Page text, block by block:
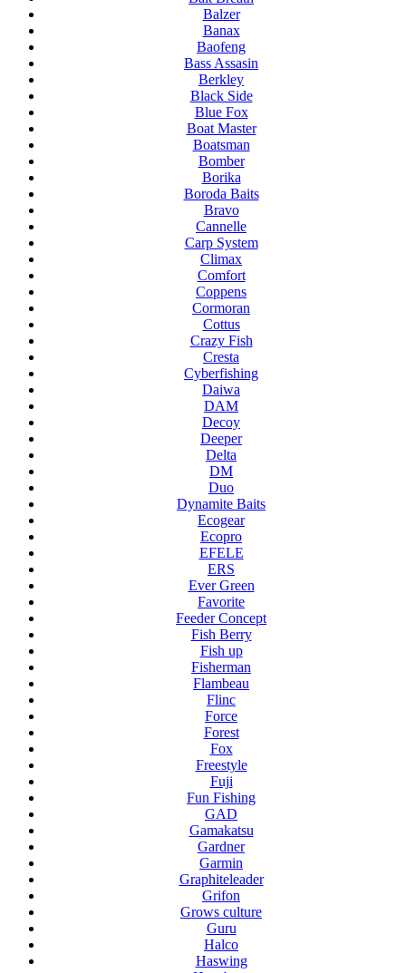
Balzer
Banax
Baofeng
Bass Assasin
Berkley
Black Side
Blue Fox
Boat Master
Boatsman
Bomber
Borika
Boroda Baits
Bravo
Cannelle
Carp System
Climax
Comfort
Coppens
Cormoran
Cottus
Crazy Fish
Cresta
Cyberfishing
Daiwa
DAM
Decoy
Deeper
Delta
DM
Duo
Dynamite Baits
Ecogear
Ecopro
EFELE
ERS
Ever Green
Favorite
Feeder Concept
Fish Berry
Fish up
Fisherman
Flambeau
Flinc
Force
Forest
Fox
Freestyle
Fuji
Fun Fishing
GAD
Gamakatsu
Gardner
Garmin
Graphiteleader
Grifon
Grows culture
Guru
Halco
Haswing